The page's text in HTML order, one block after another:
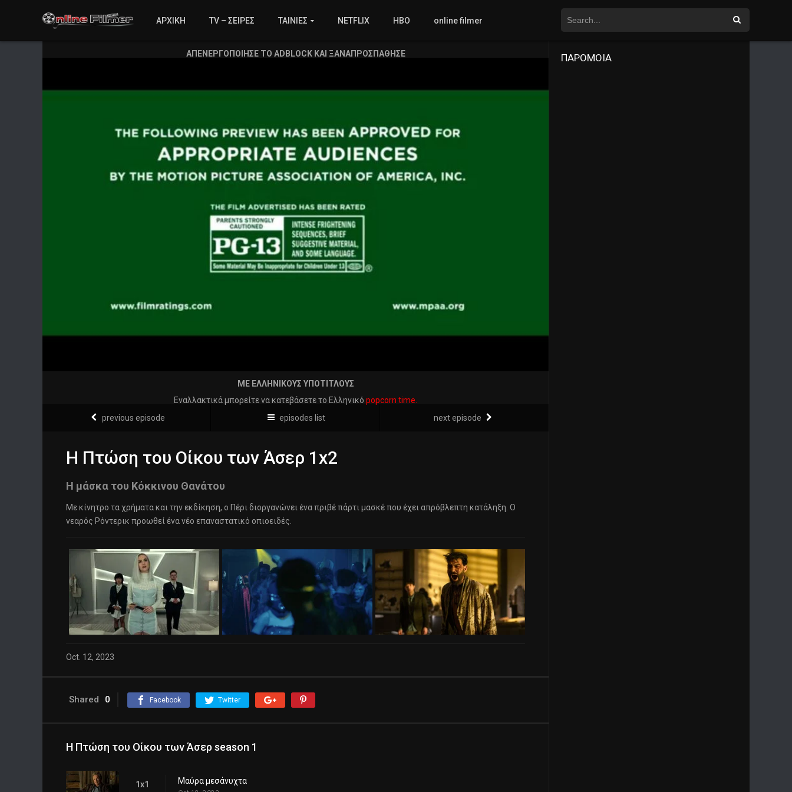
ΑΡΧΙΚΗ TV – ΣΕΙΡΕΣ ΤΑΙΝΙΕΣ NETFLIX HBO online filmer
ΑΠΕΝΕΡΓΟΠΟΙΗΣΕ ΤΟ ADBLOCK ΚΑΙ ΞΑΝΑΠΡΟΣΠΑΘΗΣΕ
ΜΕ ΕΛΛΗΝΙΚΟΥΣ ΥΠΟΤΙΤΛΟΥΣ
Εναλλακτικά μπορείτε να κατεβάσετε το Ελληνικό popcorn time.
previous episode
episodes list next episode
Η Πτώση του Οίκου των Άσερ 1x2
Η μάσκα του Κόκκινου Θανάτου
Με κίνητρο τα χρήματα και την εκδίκηση, ο Πέρι διοργανώνει ένα πριβέ πάρτι μασκέ που έχει απρόβλεπτη κατάληξη. Ο
νεαρός Ρόντερικ προωθεί ένα νέο επαναστατικό οπιοειδές.
Oct. 12, 2023
Shared 0 Facebook Twitter
Η Πτώση του Οίκου των Άσερ season 1
1x1 Μαύρα μεσάνυχτα
ΠΑΡΟΜΟΙΑ